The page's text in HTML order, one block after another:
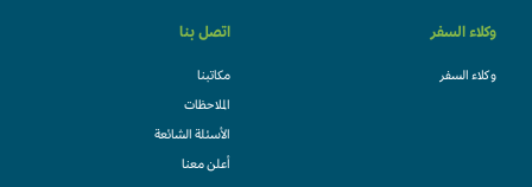
وكلاء السفر
وكلاء السفر
اتصل بنا
مكاتبنا
الملاحظات
الأسئلة الشائعة
أعلن معنا